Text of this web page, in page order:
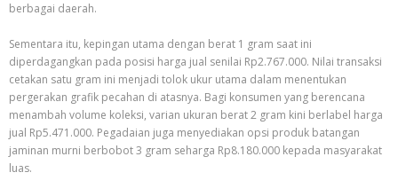
berbagai daerah.
Sementara itu, kepingan utama dengan berat 1 gram saat ini
diperdagangkan pada posisi harga jual senilai Rp2.767.000. Nilai transaksi
cetakan satu gram ini menjadi tolok ukur utama dalam menentukan
pergerakan grafik pecahan di atasnya. Bagi konsumen yang berencana
menambah volume koleksi, varian ukuran berat 2 gram kini berlabel harga
jual Rp5.471.000. Pegadaian juga menyediakan opsi produk batangan
jaminan murni berbobot 3 gram seharga Rp8.180.000 kepada masyarakat
luas.